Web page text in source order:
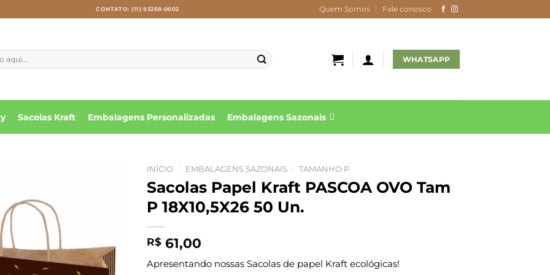
CONTATO: (11) 93268-0002 Quem Somos Fale conosco
WHATSAPP
Sacolas Kraft Embalagens Personalizadas Embalagens Sazonais
INÍCIO EMBALAGENS SAZONAIS TAMANHO P
Sacolas Papel Kraft PASCOA OVO Tam
P 18X10,5X26 50 Un.
R$ 61,00
Apresentando nossas Sacolas de papel Kraft ecológicas!